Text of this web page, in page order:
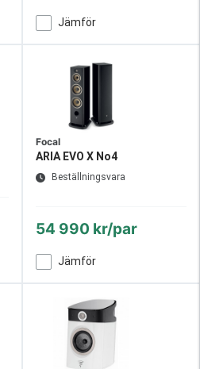
Jämför
Focal
ARIA EVO X No4
Beställningsvara
54 990 kr/par
Jämför